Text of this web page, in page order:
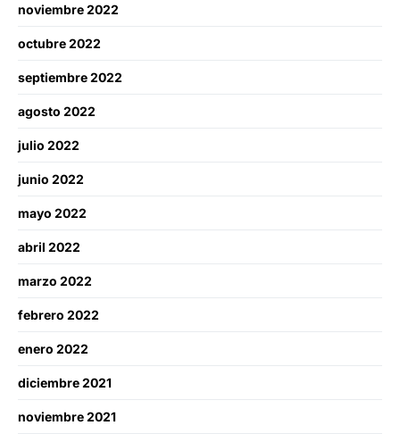
noviembre 2022
octubre 2022
septiembre 2022
agosto 2022
julio 2022
junio 2022
mayo 2022
abril 2022
marzo 2022
febrero 2022
enero 2022
diciembre 2021
noviembre 2021